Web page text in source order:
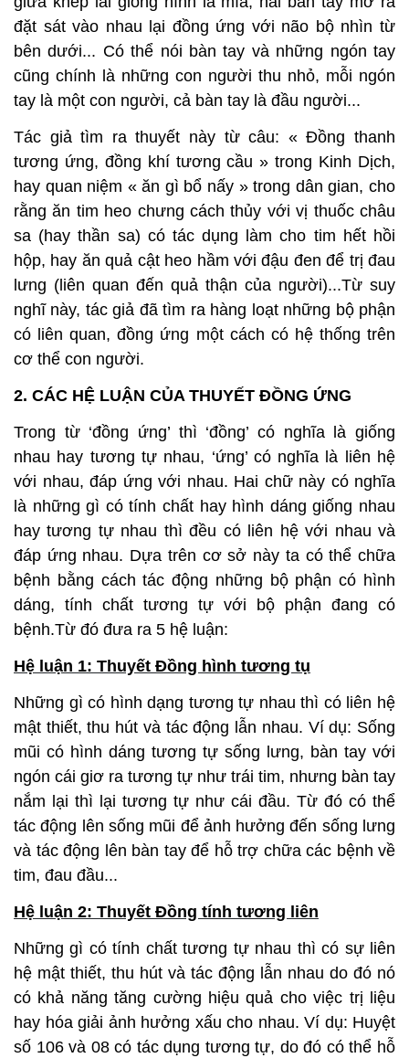
đặt sát vào nhau lại đồng ứng với não bộ nhìn từ
bên dưới... Có thể nói bàn tay và những ngón tay
cũng chính là những con người thu nhỏ, mỗi ngón
tay là một con người, cả bàn tay là đầu người...
Tác giả tìm ra thuyết này từ câu: « Đồng thanh
tương ứng, đồng khí tương cầu » trong Kinh Dịch,
hay quan niệm « ăn gì bổ nấy » trong dân gian, cho
rằng ăn tim heo chưng cách thủy với vị thuốc châu
sa (hay thần sa) có tác dụng làm cho tim hết hồi
hộp, hay ăn quả cật heo hầm với đậu đen để trị đau
lưng (liên quan đến quả thận của người)...Từ suy
nghĩ này, tác giả đã tìm ra hàng loạt những bộ phận
có liên quan, đồng ứng một cách có hệ thống trên
cơ thể con người.
2. CÁC HỆ LUẬN CỦA THUYẾT ĐỒNG ỨNG
Trong từ ‘đồng ứng’ thì ‘đồng’ có nghĩa là giống
nhau hay tương tự nhau, ‘ứng’ có nghĩa là liên hệ
với nhau, đáp ứng với nhau. Hai chữ này có nghĩa
là những gì có tính chất hay hình dáng giống nhau
hay tương tự nhau thì đều có liên hệ với nhau và
đáp ứng nhau. Dựa trên cơ sở này ta có thể chữa
bệnh bằng cách tác động những bộ phận có hình
dáng, tính chất tương tự với bộ phận đang có
bệnh.Từ đó đưa ra 5 hệ luận:
Hệ luận 1: Thuyết Đồng hình tương tụ
Những gì có hình dạng tương tự nhau thì có liên hệ
mật thiết, thu hút và tác động lẫn nhau. Ví dụ: Sống
mũi có hình dáng tương tự sống lưng, bàn tay với
ngón cái giơ ra tương tự như trái tim, nhưng bàn tay
nắm lại thì lại tương tự như cái đầu. Từ đó có thể
tác động lên sống mũi để ảnh hưởng đến sống lưng
và tác động lên bàn tay để hỗ trợ chữa các bệnh về
tim, đau đầu...
Hệ luận 2: Thuyết Đồng tính tương liên
Những gì có tính chất tương tự nhau thì có sự liên
hệ mật thiết, thu hút và tác động lẫn nhau do đó nó
có khả năng tăng cường hiệu quả cho việc trị liệu
hay hóa giải ảnh hưởng xấu cho nhau. Ví dụ: Huyệt
số 106 và 08 có tác dụng tương tự, do đó có thể hỗ